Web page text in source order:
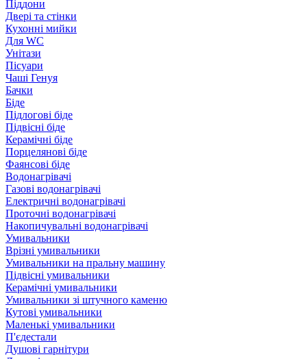
Піддони
Двері та стінки
Кухонні мийки
Для WC
Унітази
Пісуари
Чаші Генуя
Бачки
Біде
Підлогові біде
Підвісні біде
Керамічні біде
Порцелянові біде
Фаянсові біде
Водонагрівачі
Газові водонагрівачі
Електричні водонагрівачі
Проточні водонагрівачі
Накопичувальні водонагрівачі
Умивальники
Врізні умивальники
Умивальники на пральну машину
Підвісні умивальники
Керамічні умивальники
Умивальники зі штучного каменю
Кутові умивальники
Маленькі умивальники
П'єдестали
Душові гарнітури